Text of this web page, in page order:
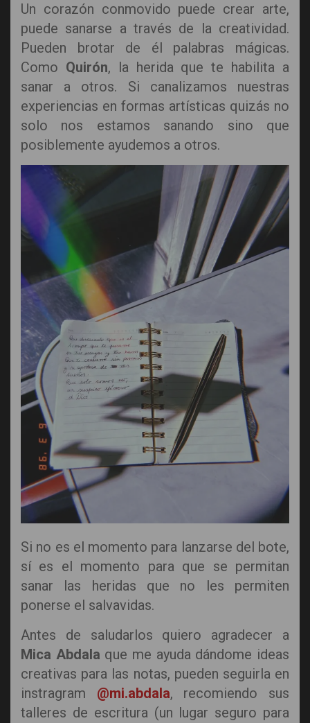
Un corazón conmovido puede crear arte,
puede sanarse a través de la creatividad.
Pueden brotar de él palabras mágicas.
Como Quirón, la herida que te habilita a
sanar a otros. Si canalizamos nuestras
experiencias en formas artísticas quizás no
solo nos estamos sanando sino que
posiblemente ayudemos a otros.
Si no es el momento para lanzarse del bote,
sí es el momento para que se permitan
sanar las heridas que no les permiten
ponerse el salvavidas.
Antes de saludarlos quiero agradecer a
Mica Abdala que me ayuda dándome ideas
creativas para las notas, pueden seguirla en
instragram @mi.abdala, recomiendo sus
talleres de escritura (un lugar seguro para